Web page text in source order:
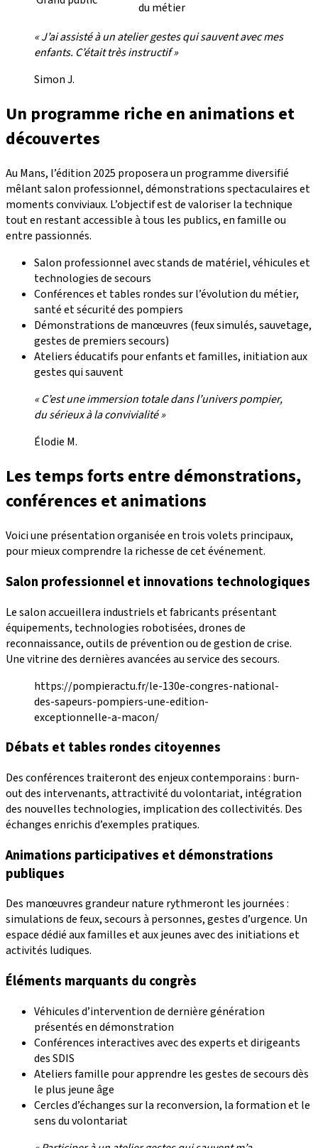
du métier
« J’ai assisté à un atelier gestes qui sauvent avec mes
enfants. C’était très instructif »
Simon J.
Un programme riche en animations et
découvertes
Au Mans, l’édition 2025 proposera un programme diversifié
mêlant salon professionnel, démonstrations spectaculaires et
moments conviviaux. L’objectif est de valoriser la technique
tout en restant accessible à tous les publics, en famille ou
entre passionnés.
Salon professionnel avec stands de matériel, véhicules et
technologies de secours
Conférences et tables rondes sur l’évolution du métier,
santé et sécurité des pompiers
Démonstrations de manœuvres (feux simulés, sauvetage,
gestes de premiers secours)
Ateliers éducatifs pour enfants et familles, initiation aux
gestes qui sauvent
« C’est une immersion totale dans l’univers pompier,
du sérieux à la convivialité »
Élodie M.
Les temps forts entre démonstrations,
conférences et animations
Voici une présentation organisée en trois volets principaux,
pour mieux comprendre la richesse de cet événement.
Salon professionnel et innovations technologiques
Le salon accueillera industriels et fabricants présentant
équipements, technologies robotisées, drones de
reconnaissance, outils de prévention ou de gestion de crise.
Une vitrine des dernières avancées au service des secours.
https://pompieractu.fr/le-130e-congres-national-
des-sapeurs-pompiers-une-edition-
exceptionnelle-a-macon/
Débats et tables rondes citoyennes
Des conférences traiteront des enjeux contemporains : burn-
out des intervenants, attractivité du volontariat, intégration
des nouvelles technologies, implication des collectivités. Des
échanges enrichis d’exemples pratiques.
Animations participatives et démonstrations
publiques
Des manœuvres grandeur nature rythmeront les journées :
simulations de feux, secours à personnes, gestes d’urgence. Un
espace dédié aux familles et aux jeunes avec des initiations et
activités ludiques.
Éléments marquants du congrès
Véhicules d’intervention de dernière génération
présentés en démonstration
Conférences interactives avec des experts et dirigeants
des SDIS
Ateliers famille pour apprendre les gestes de secours dès
le plus jeune âge
Cercles d’échanges sur la reconversion, la formation et le
sens du volontariat